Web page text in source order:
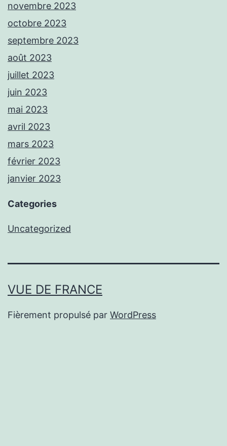
novembre 2023
octobre 2023
septembre 2023
août 2023
juillet 2023
juin 2023
mai 2023
avril 2023
mars 2023
février 2023
janvier 2023
Categories
Uncategorized
VUE DE FRANCE
Fièrement propulsé par WordPress